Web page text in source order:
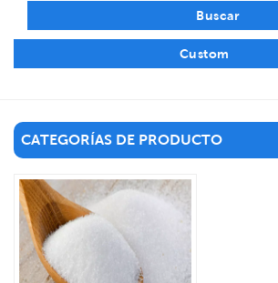
Buscar
Custom
CATEGORÍAS DE PRODUCTO